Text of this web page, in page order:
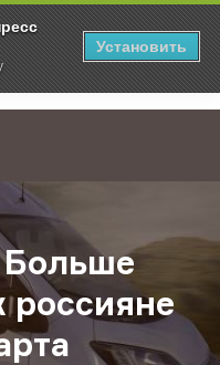
Установить
Больше всего
россияне